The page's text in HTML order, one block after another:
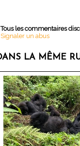
Tous les commentaires
Signaler un abus
LA MÊME